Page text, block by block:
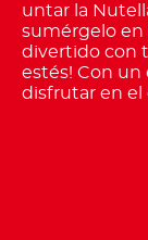
untar la
sumérgelo en
divertido con
estés! Con
disfrutar en el